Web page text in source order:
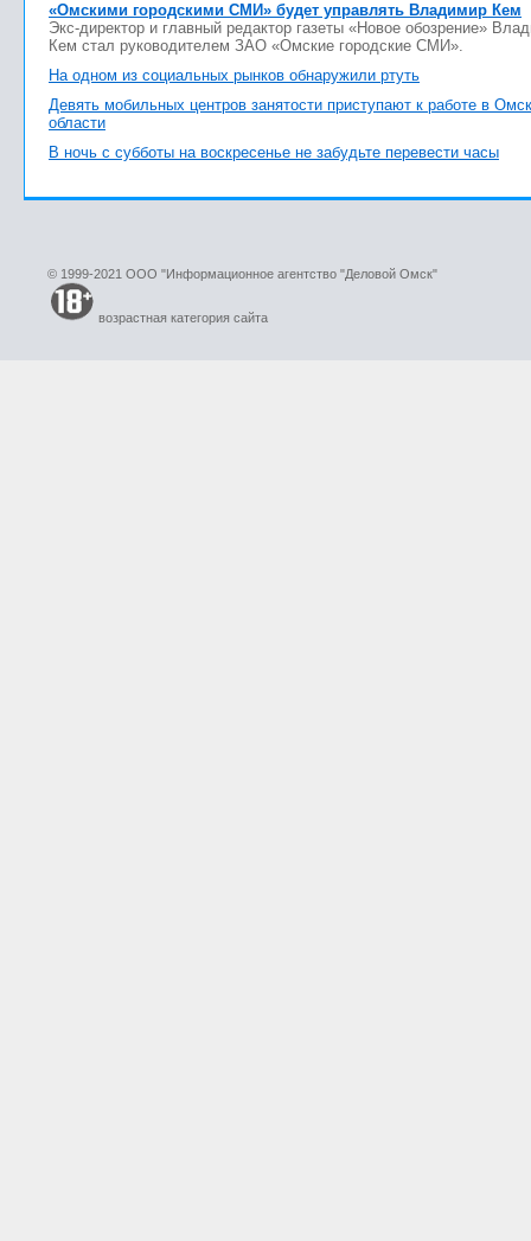
«Омскими городскими СМИ» будет управлять Владимир Кем
Экс-директор и главный редактор газеты «Новое обозрение»
Кем стал руководителем ЗАО «Омские городские СМИ».
На одном из социальных рынков обнаружили ртуть
Девять мобильных центров занятости приступают к работе в
области
В ночь с субботы на воскресенье не забудьте перевести часы
© 1999-2021 ООО "Информационное агентство "Деловой Омск"
возрастная категория сайта